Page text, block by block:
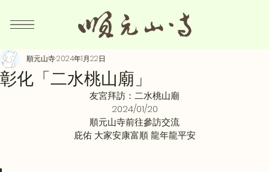
彰化「二水桃山廟」
順元山寺2024年1月22日
友宮拜訪：二水桃山廟
2024/01/20
順元山寺前往參訪交流
庇佑 大家安康富順 龍年龍平安